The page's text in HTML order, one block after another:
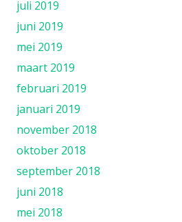
juli 2019
juni 2019
mei 2019
maart 2019
februari 2019
januari 2019
november 2018
oktober 2018
september 2018
juni 2018
mei 2018